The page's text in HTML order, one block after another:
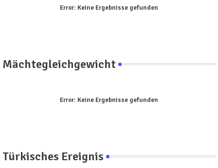
Error: Keine Ergebnisse gefunden
Mächtegleichgewicht
Error: Keine Ergebnisse gefunden
Türkisches Ereignis